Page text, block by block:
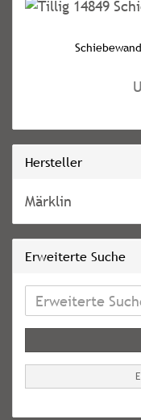
Hersteller
Märklin
Erweiterte Suche
Erweiterte
Suche